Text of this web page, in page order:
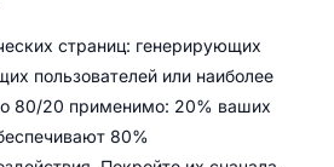
страниц: генерирующих
пользователей или наиболее
80/20 применимо: 20% ваших
80%